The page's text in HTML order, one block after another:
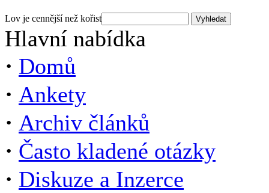
Lov je cennější než kořist
Hlavní nabídka
· Domů
· Ankety
· Archiv článků
· Často kladené otázky
· Diskuze a Inzerce